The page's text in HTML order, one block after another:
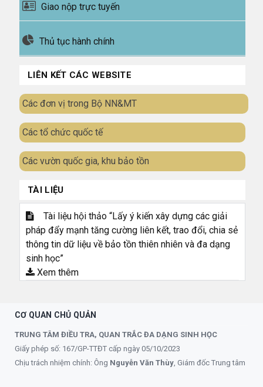
Giao nộp trực tuyến
Thủ tục hành chính
LIÊN KẾT CÁC WEBSITE
Các đơn vị trong Bộ NN&MT
Các tổ chức quốc tế
Các vườn quốc gia, khu bảo tồn
TÀI LIỆU
Tài liệu hội thảo “Lấy ý kiến xây dựng các giải
pháp đẩy mạnh tăng cường liên kết, trao đổi, chia sẻ
thông tin dữ liệu về bảo tồn thiên nhiên và đa dạng
sinh học”
Xem thêm
CƠ QUAN CHỦ QUẢN
TRUNG TÂM ĐIỀU TRA, QUAN TRẮC ĐA DẠNG SINH HỌC
Giấy phép số: 167/GP-TTĐT cấp ngày 05/10/2023
Chịu trách nhiệm chính: Ông Nguyễn Văn Thùy, Giám đốc Trung tâm